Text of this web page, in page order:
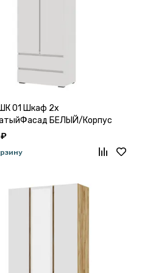
01 Шкаф 2х
БЕЛЫЙ/Корпус